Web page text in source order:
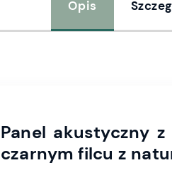
Opis
Panel akustyczny
czarnym filcu z